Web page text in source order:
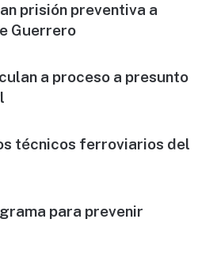
prisión preventiva a
Guerrero
a proceso a presunto
técnicos ferroviarios del
para prevenir